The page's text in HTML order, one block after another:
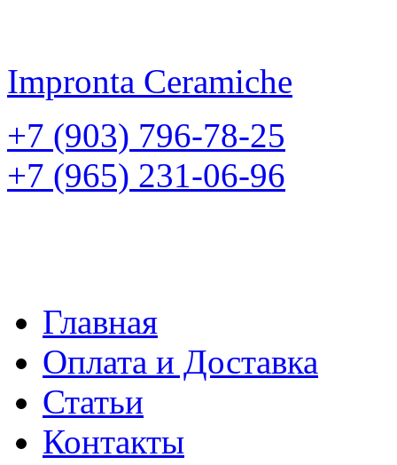
Impronta Ceramiche
+7 (903) 796-78-25
+7 (965) 231-06-96
Главная
Оплата и Доставка
Статьи
Контакты